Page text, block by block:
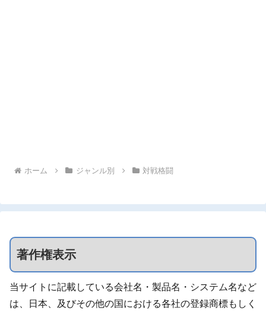
ホーム ジャンル別 対戦格闘
著作権表示
当サイトに記載している会社名・製品名・システム名など
は、日本、及びその他の国における各社の登録商標もしく